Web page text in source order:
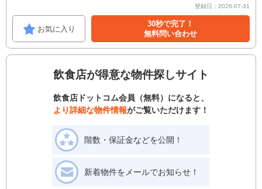
登録日：2026-07-31
お気に入り
30秒で完了！
無料問い合わせ
飲食店が得意な物件探しサイト
飲食店ドットコム会員（無料）になると、
より詳細な物件情報がご覧いただけます！
階数・保証金などを公開！
新着物件をメールでお知らせ！